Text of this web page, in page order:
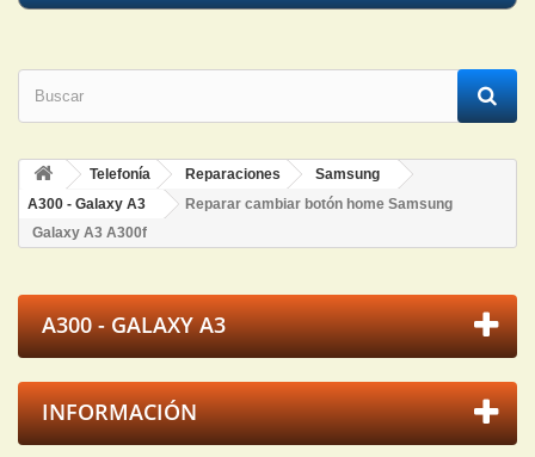
Telefonía Reparaciones
Samsung
A300 - Galaxy A3
Reparar cambiar botón home Samsung
Galaxy A3 A300f
A300 - GALAXY A3
INFORMACIÓN